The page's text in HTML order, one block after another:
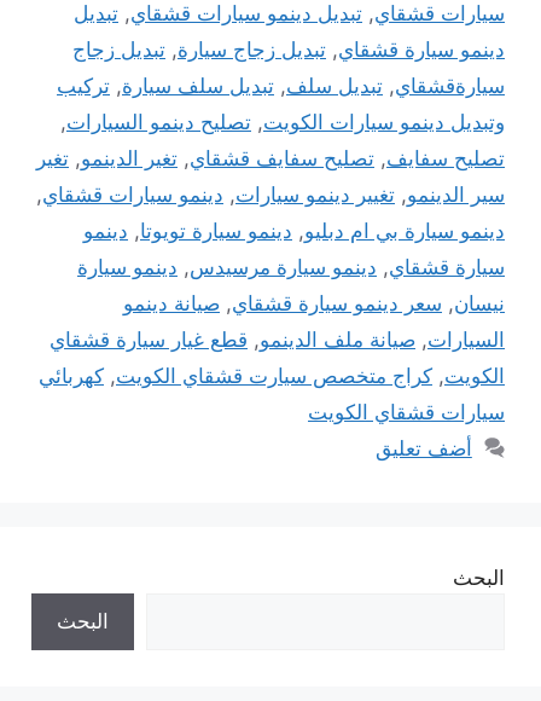
سيارات قشقاي, تبديل دينمو سيارات قشقاي, تبديل
دينمو سيارة قشقاي, تبديل زجاج سيارة, تبديل زجاج
سيارةقشقاي, تبديل سلف, تبديل سلف سيارة, تركيب
وتبديل دينمو سيارات الكويت, تصليح دينمو السيارات,
تصليح سفايف, تصليح سفايف قشقاي, تغير الدينمو, تغير
سير الدينمو, تغيير دينمو سيارات, دينمو سيارات قشقاي,
دينمو سيارة بي ام دبليو, دينمو سيارة تويوتا, دينمو
سيارة قشقاي, دينمو سيارة مرسيدس, دينمو سيارة
نيسان, سعر دينمو سيارة قشقاي, صيانة دينمو
السيارات, صيانة ملف الدينمو, قطع غيار سيارة قشقاي
الكويت, كراج متخصص سيارت قشقاي الكويت, كهربائي
سيارات قشقاي الكويت
أضف تعليق
البحث
البحث